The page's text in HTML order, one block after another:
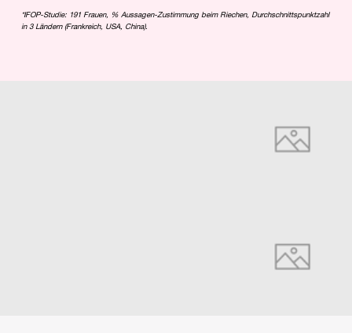
*IFOP-Studie: 191 Frauen, % Aussagen-Zustimmung beim Riechen, Durchschnittspunktzahl
in 3 Ländern (Frankreich, USA, China).